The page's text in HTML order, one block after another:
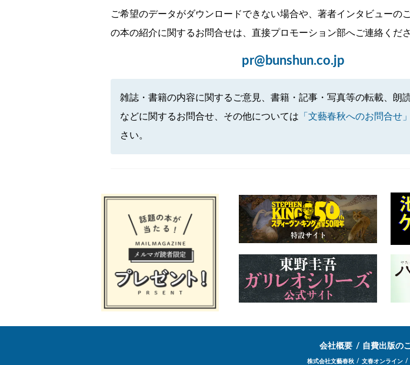
ご希望のデータがダウンロードできない場合や、著者インタビューの
の本の紹介に関するお問合せは、直接プロモーション部へご連絡くださ
pr@bunshun.co.jp
雑誌・書籍の内容に関するご意見、書籍・記事・写真等の転載、朗
などに関するお問合せ、その他については 「文藝春秋へのお問合せ」
さい。
会社概要 自費出版の
株式会社文藝春秋 文春オンライン